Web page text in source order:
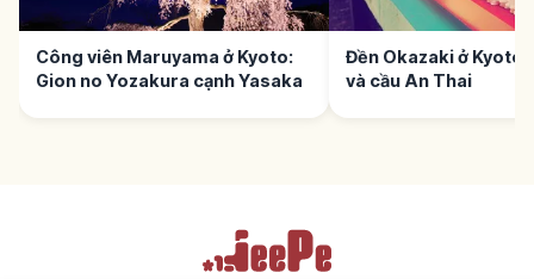
Công viên Maruyama ở Kyoto:
Gion no Yozakura cạnh Yasaka
Đền Okazaki ở Kyoto:
và cầu An Thai